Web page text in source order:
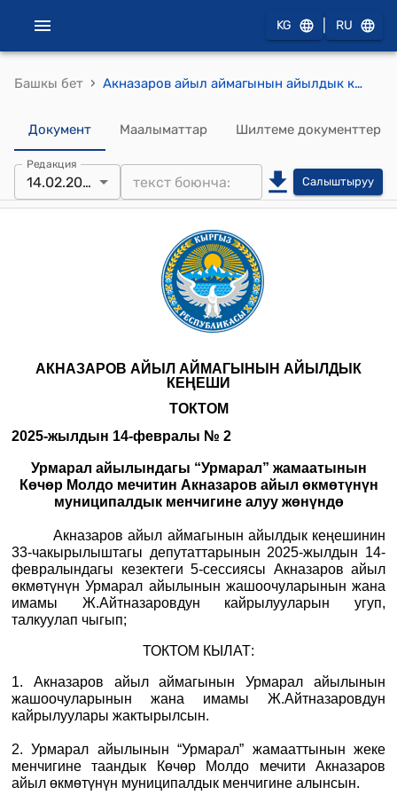
KG RU
Башкы бет › Акназаров айыл аймагынын айылдык кеңешинин 2025-жылдын 14-февралындагы № 2 "Урмарал айылындагы “Урмарал” жамаатынын Көчөр Молдо мечитин Акназаров айыл өкмөтүнүн муниципалдык менчигине алуу жөнүндө" токтому
Документ Маалыматтар Шилтеме документтер
Редакция
14.02.2025 Салыштыруу